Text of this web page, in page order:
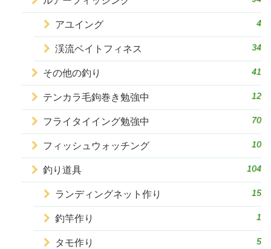
アユイング 4
渓流ベイトフィネス 34
その他の釣り 41
テンカラ毛鉤巻き勉強中 12
フライタイイング勉強中 70
フィッシュウォッチング 10
釣り道具 104
ランディングネット作り 15
釣竿作り 1
タモ作り 5